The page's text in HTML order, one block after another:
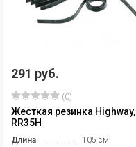
291 руб.
(0)
Жесткая резинка Highway,
RR35H
Длина
105 см